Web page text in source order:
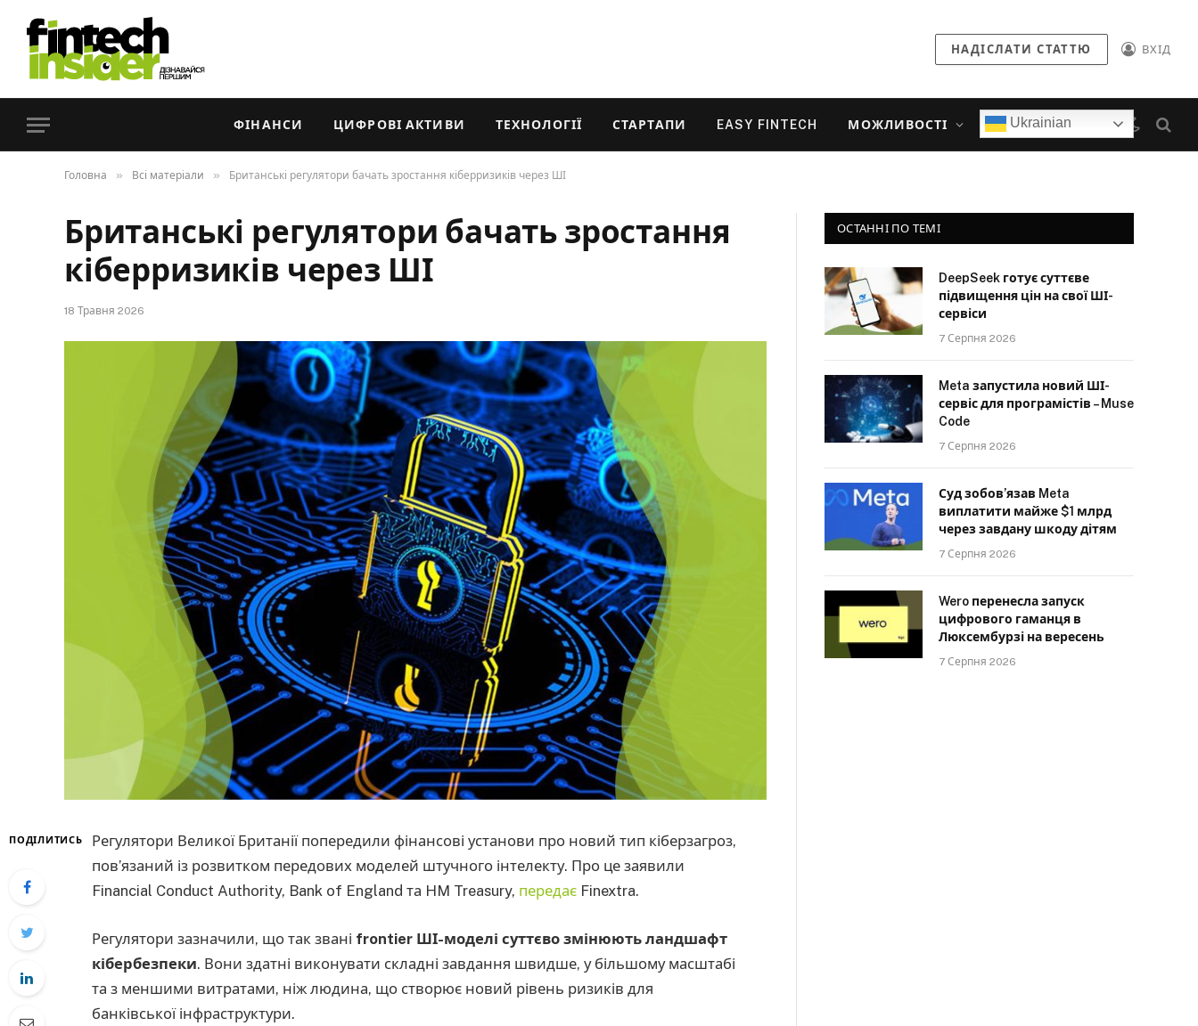
НАДІСЛАТИ СТАТТЮ ВХІД
ФІНАНСИ ЦИФРОВІ АКТИВИ ТЕХНОЛОГІЇ СТАРТАПИ EASY FINTECH МОЖЛИВОСТІ Ukrainian
Головна » Всі матеріали » Британські регулятори бачать зростання кіберризиків через ШІ
Британські регулятори бачать зростання
кіберризиків через ШІ
18 Травня 2026
ПОДІЛИТИСЬ
Регулятори Великої Британії попередили фінансові установи про новий тип кіберзагроз,
пов’язаний із розвитком передових моделей штучного інтелекту. Про це заявили
Financial Conduct Authority, Bank of England та HM Treasury, передає Finextra.
Регулятори зазначили, що так звані frontier ШІ-моделі суттєво змінюють ландшафт
кібербезпеки. Вони здатні виконувати складні завдання швидше, у більшому масштабі
та з меншими витратами, ніж людина, що створює новий рівень ризиків для
банківської інфраструктури.
ОСТАННІ ПО ТЕМІ
DeepSeek готує суттєве
підвищення цін на свої ШІ-
сервіси
7 Серпня 2026
Meta запустила новий ШІ-
сервіс для програмістів – Muse
Code
7 Серпня 2026
Суд зобов’язав Meta
виплатити майже $1 млрд
через завдану шкоду дітям
7 Серпня 2026
Wero перенесла запуск
цифрового гаманця в
Люксембурзі на вересень
7 Серпня 2026